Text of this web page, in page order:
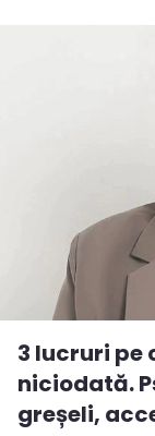
3 lucruri pe
niciodată.
greșeli,